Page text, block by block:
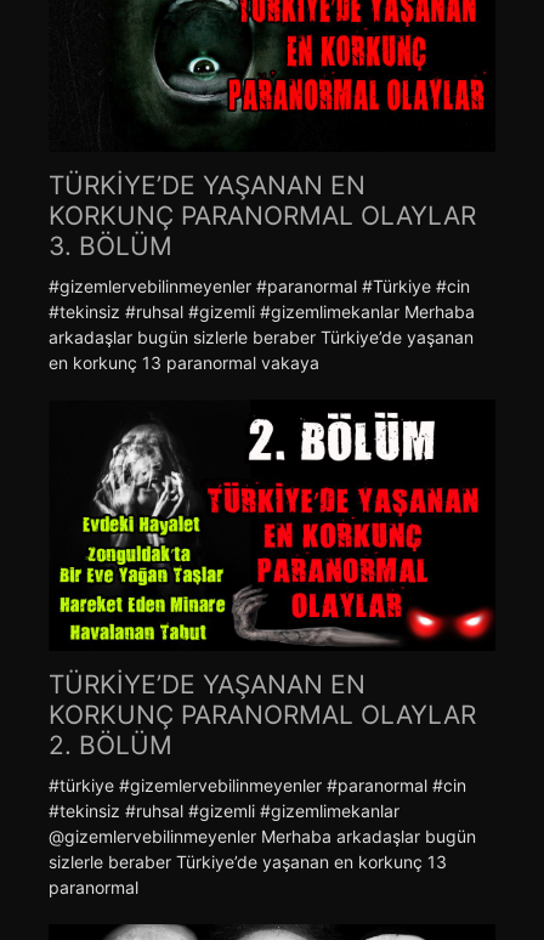
TÜRKİYE’DE YAŞANAN EN
KORKUNÇ PARANORMAL OLAYLAR
3. BÖLÜM
#gizemlervebilinmeyenler #paranormal #Türkiye #cin
#tekinsiz #ruhsal #gizemli #gizemlimekanlar Merhaba
arkadaşlar bugün sizlerle beraber Türkiye’de yaşanan
en korkunç 13 paranormal vakaya
TÜRKİYE’DE YAŞANAN EN
KORKUNÇ PARANORMAL OLAYLAR
2. BÖLÜM
#türkiye #gizemlervebilinmeyenler #paranormal #cin
#tekinsiz #ruhsal #gizemli #gizemlimekanlar
@gizemlervebilinmeyenler Merhaba arkadaşlar bugün
sizlerle beraber Türkiye’de yaşanan en korkunç 13
paranormal